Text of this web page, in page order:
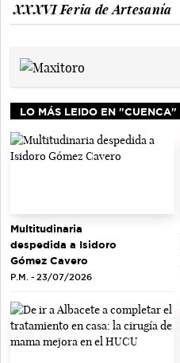
XXXVI Feria de Artesanía
LO MÁS LEIDO EN "CUENCA"
Multitudinaria
despedida a Isidoro
Gómez Cavero
P.M. - 23/07/2026